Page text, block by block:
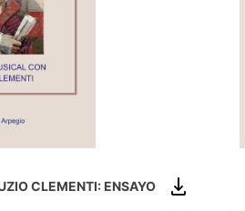
CLEMENTI: ENSAYO